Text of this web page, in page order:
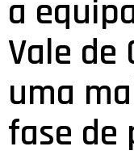
a
Vale de
uma
fase de